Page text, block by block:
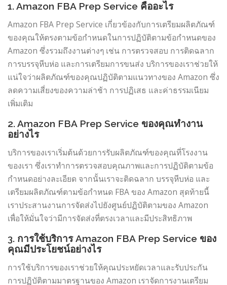
1. Amazon FBA Prep Service คืออะไร
Amazon FBA Prep Service เกี่ยวข้องกับการเตรียมผลิตภัณฑ์
ของคุณให้ตรงตามข้อกำหนดในการปฏิบัติตามข้อกำหนดของ
Amazon ซึ่งรวมถึงงานต่างๆ เช่น การตรวจสอบ การติดฉลาก
การบรรจุหีบห่อ และการเตรียมการขนส่ง บริการของเราช่วยให้
แน่ใจว่าผลิตภัณฑ์ของคุณปฏิบัติตามแนวทางของ Amazon ซึ่ง
ลดความเสี่ยงของความล่าช้า การปฏิเสธ และค่าธรรมเนียม
เพิ่มเติม
2. Amazon FBA Prep Service ของคุณทำงาน
อย่างไร
บริการของเราเริ่มต้นด้วยการรับผลิตภัณฑ์ของคุณที่โรงงาน
ของเรา ซึ่งเราทำการตรวจสอบคุณภาพและการปฏิบัติตามข้อ
กำหนดอย่างละเอียด จากนั้นเราจะติดฉลาก บรรจุหีบห่อ และ
เตรียมผลิตภัณฑ์ตามข้อกำหนด FBA ของ Amazon สุดท้ายนี้
เราประสานงานการจัดส่งไปยังศูนย์ปฏิบัติตามของ Amazon
เพื่อให้มั่นใจว่ามีการจัดส่งที่ตรงเวลาและมีประสิทธิภาพ
3. การใช้บริการ Amazon FBA Prep Service ของ
คุณมีประโยชน์อย่างไร
การใช้บริการของเราช่วยให้คุณประหยัดเวลาและรับประกัน
การปฏิบัติตามมาตรฐานของ Amazon เราจัดการงานเตรียม